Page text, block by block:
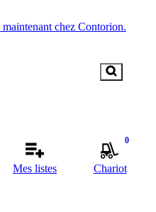
chez Contorion.
Mes listes
0
Chariot